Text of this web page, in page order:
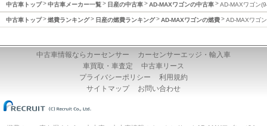
中古車トップ 中古車メーカー一覧 日産の中古車 AD-MAXワゴンの中古車 AD-MAXワゴン
中古車トップ 燃費ランキング 日産の燃費ランキング AD-MAXワゴンの燃費 AD-MAXワゴ
中古車情報ならカーセンサー
カーセンサーエッジ・輸入車
車買取・車査定
中古車リース
プライバシーポリシー
利用規約
サイトマップ
お問い合わせ